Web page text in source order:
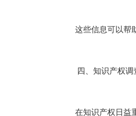
这些信息可以帮
四、知识产权调
在知识产权日益